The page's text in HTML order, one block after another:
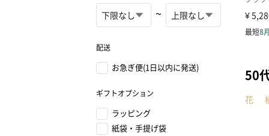
~
配送
お急ぎ便(1日以内に発送)
ギフトオプション
ラッピング
紙袋・手提げ袋
50
花